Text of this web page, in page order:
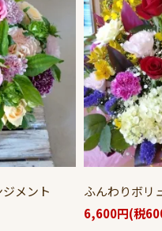
メント
ふんわりボリ
6,600円(税